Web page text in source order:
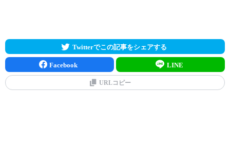
Twitterでこの記事をシェアする
Facebook LINE
URLコピー